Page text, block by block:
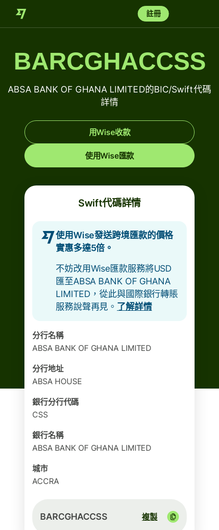
註冊
BARCGHACCSS
ABSA BANK OF GHANA LIMITED的BIC/Swift代碼
詳情
用Wise收款
使用Wise匯款
Swift代碼詳情
使用Wise發送跨境匯款的價格
實惠多達5倍。
不妨改用Wise匯款服務將USD
匯至ABSA BANK OF GHANA
LIMITED，從此與國際銀行轉賬
服務說聲再見。 了解詳情
分行名稱
ABSA BANK OF GHANA LIMITED
分行地址
ABSA HOUSE
銀行分行代碼
CSS
銀行名稱
ABSA BANK OF GHANA LIMITED
城市
ACCRA
BARCGHACCSS 複製